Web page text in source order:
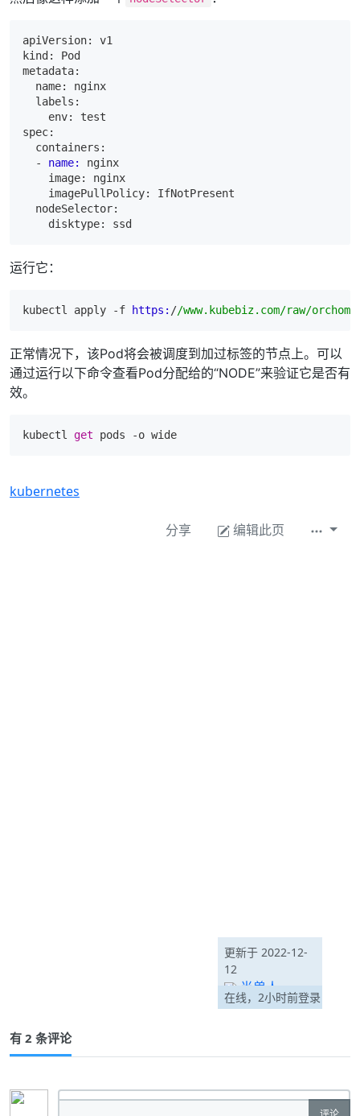
apiVersion: v1
kind: Pod
metadata:
  name: nginx
  labels:
    env: test
spec:
  containers:
  -
name:
    image: nginx
    imagePullPolicy: IfNotPresent
  nodeSelector:
运行它：
kubectl apply -f https: //www.kubebiz.com/raw/
正常情况下，该Pod将会被调度到加过标签的节点上。可以
通过运行以下命令查看Pod分配给的“NODE”来验证它是否有
效。
kubectl get
kubernetes
分享 编辑此页
更新于 2022-12-
12
半兽人
在线，2小时前登录
有 2 条评论